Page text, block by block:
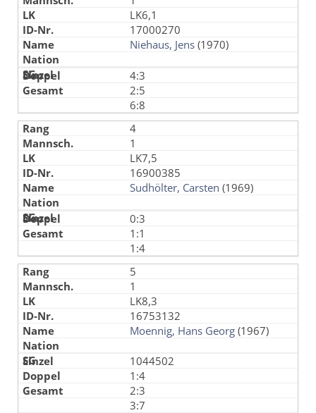
LK6,1
17000270
Niehaus, Jens (1970)
4:3
2:5
6:8
4
1
LK7,5
16900385
Sudhölter, Carsten (1969)
0:3
1:1
1:4
5
1
LK8,3
16753132
Moennig, Hans Georg (1967)
1044502
1:4
2:3
3:7